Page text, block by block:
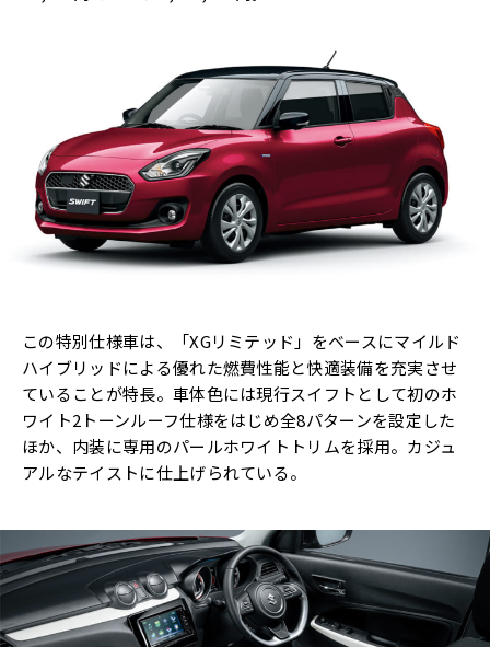
この特別仕様車は、「XGリミテッド」をベースにマイルド
ハイブリッドによる優れた燃費性能と快適装備を充実させ
ていることが特長。車体色には現行スイフトとして初のホ
ワイト2トーンルーフ仕様をはじめ全8パターンを設定した
ほか、内装に専用のパールホワイトトリムを採用。カジュ
アルなテイストに仕上げられている。